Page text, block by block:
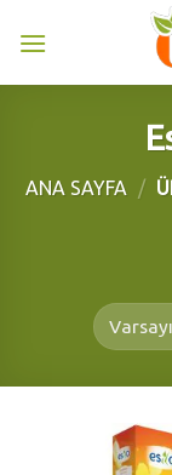
ANA SAYFA /